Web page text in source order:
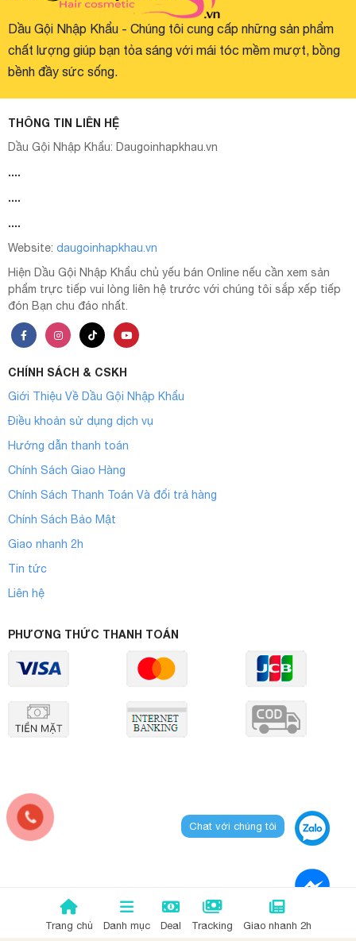
Dầu Gội Nhập Khẩu - Chúng tôi cung cấp những sản phẩm
chất lượng giúp bạn tỏa sáng với mái tóc mềm mượt, bồng
bềnh đầy sức sống.
THÔNG TIN LIÊN HỆ
Dầu Gội Nhập Khẩu: Daugoinhapkhau.vn
....
....
....
Website: daugoinhapkhau.vn
Hiện Dầu Gội Nhập Khẩu chủ yếu bán Online nếu cần xem sản
phẩm trực tiếp vui lòng liên hệ trước với chúng tôi sắp xếp tiếp
đón Bạn chu đáo nhất.
CHÍNH SÁCH & CSKH
Giới Thiệu Về Dầu Gội Nhập Khẩu
Điều khoản sử dụng dịch vụ
Hướng dẫn thanh toán
Chính Sách Giao Hàng
Chính Sách Thanh Toán Và đổi trả hàng
Chính Sách Bảo Mật
Giao nhanh 2h
Tin tức
Liên hệ
PHƯƠNG THỨC THANH TOÁN
Chat với chúng tôi
Trang chủ Danh mục Deal Tracking Giao nhanh 2h